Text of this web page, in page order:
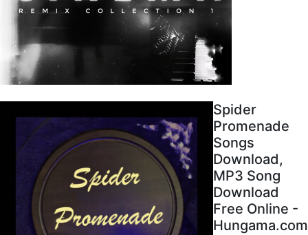
Spider
Promenade
Songs
Download,
MP3 Song
Download
Free Online -
Hungama.com